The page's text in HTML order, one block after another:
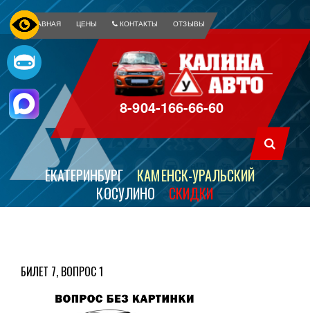
ГЛАВНАЯ ЦЕНЫ КОНТАКТЫ ОТЗЫВЫ
8-904-166-66-60
ЕКАТЕРИНБУРГ
КАМЕНСК-УРАЛЬСКИЙ
КОСУЛИНО
СКИДКИ
БИЛЕТ 7, ВОПРОС 1